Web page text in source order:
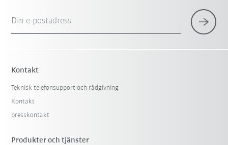
Din e-postadress
Kontakt
Teknisk telefonsupport och rådgivning
Kontakt
presskontakt
Produkter och tjänster